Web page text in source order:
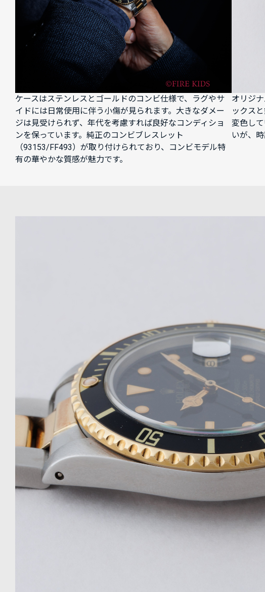
ケースはステンレスとゴールドのコンビ仕様で、ラグやサ
イドには日常使用に伴う小傷が見られます。大きなダメー
ジは見受けられず、年代を考慮すれば良好なコンディショ
ンを保っています。純正のコンビブレスレット
（93153/FF493）が取り付けられており、コンビモデル特
有の華やかな質感が魅力です。
オリジ
ックス
変色し
いが、